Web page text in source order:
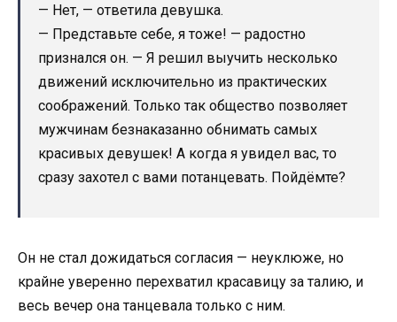
— Нет, — ответила девушка.
— Представьте себе, я тоже! — радостно
признался он. — Я решил выучить несколько
движений исключительно из практических
соображений. Только так общество позволяет
мужчинам безнаказанно обнимать самых
красивых девушек! А когда я увидел вас, то
сразу захотел с вами потанцевать. Пойдёмте?
Он не стал дожидаться согласия — неуклюже, но
крайне уверенно перехватил красавицу за талию, и
весь вечер она танцевала только с ним.